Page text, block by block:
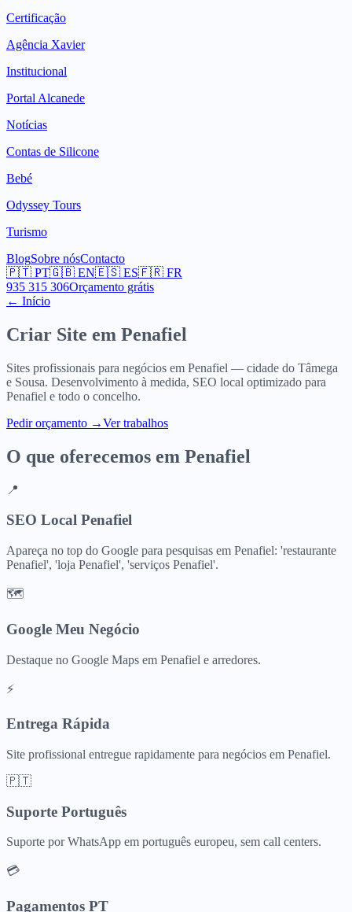
Certificação
Agência Xavier
Institucional
Portal Alcanede
Notícias
Contas de Silicone
Bebé
Odyssey Tours
Turismo
BlogSobre nósContacto
🇵🇹 PT🇬🇧 EN🇪🇸 ES🇫🇷 FR
935 315 306Orçamento grátis
← Início
Criar Site em Penafiel
Sites profissionais para negócios em Penafiel — cidade do Tâmega
e Sousa. Desenvolvimento à medida, SEO local optimizado para
Penafiel e todo o concelho.
Pedir orçamento →Ver trabalhos
O que oferecemos em Penafiel
📍
SEO Local Penafiel
Apareça no top do Google para pesquisas em Penafiel: 'restaurante
Penafiel', 'loja Penafiel', 'serviços Penafiel'.
🗺️
Google Meu Negócio
Destaque no Google Maps em Penafiel e arredores.
⚡
Entrega Rápida
Site profissional entregue rapidamente para negócios em Penafiel.
🇵🇹
Suporte Português
Suporte por WhatsApp em português europeu, sem call centers.
💳
Pagamentos PT